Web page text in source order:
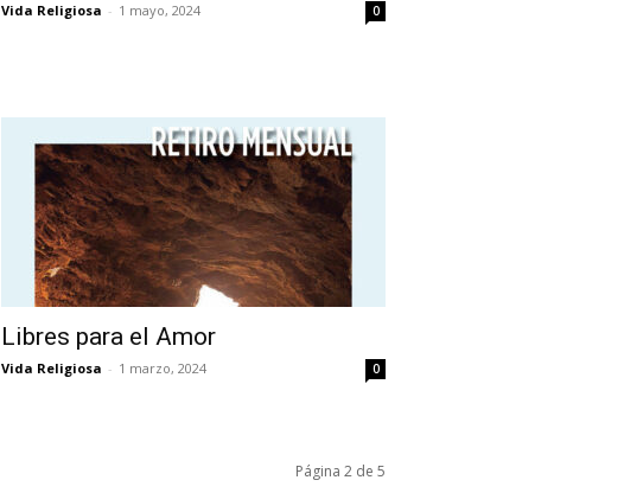
Vida Religiosa - 1 mayo, 2024 0
Libres para el Amor
Vida Religiosa - 1 marzo, 2024 0
Página 2 de 5